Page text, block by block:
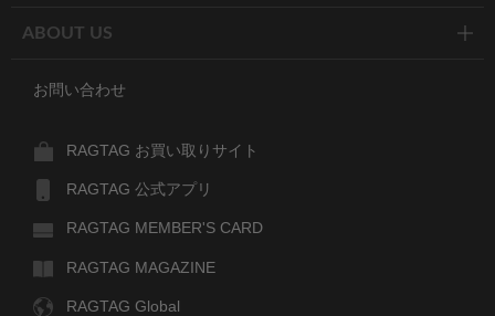
ABOUT US
お問い合わせ
RAGTAG お買い取りサイト
RAGTAG 公式アプリ
RAGTAG MEMBER'S CARD
RAGTAG MAGAZINE
RAGTAG Global